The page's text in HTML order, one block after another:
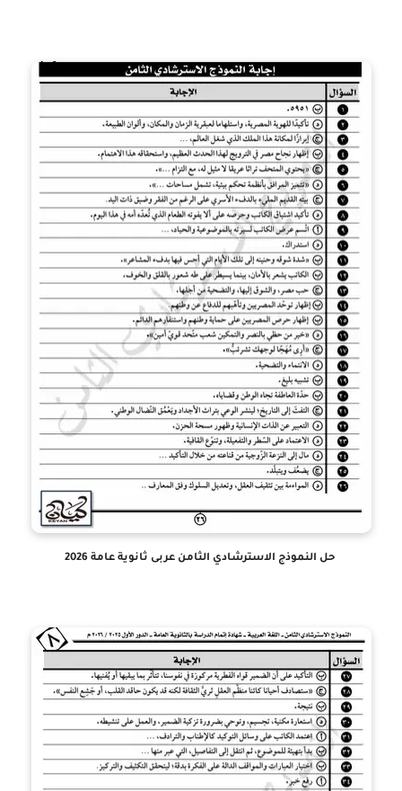
حل النموذج الاسترشادي الثامن عربى ثانوية عامة 2026